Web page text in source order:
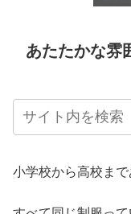
あたたかな雰
小学校から高校まで